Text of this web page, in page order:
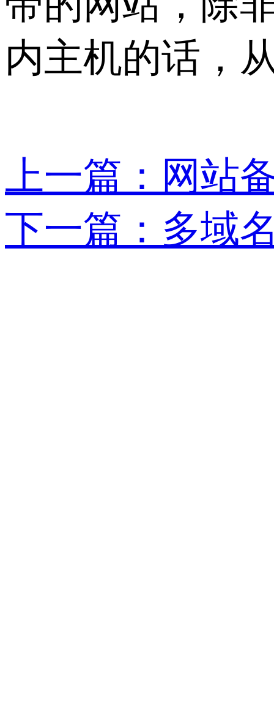
内主机的话，
上一篇：网站
下一篇：多域